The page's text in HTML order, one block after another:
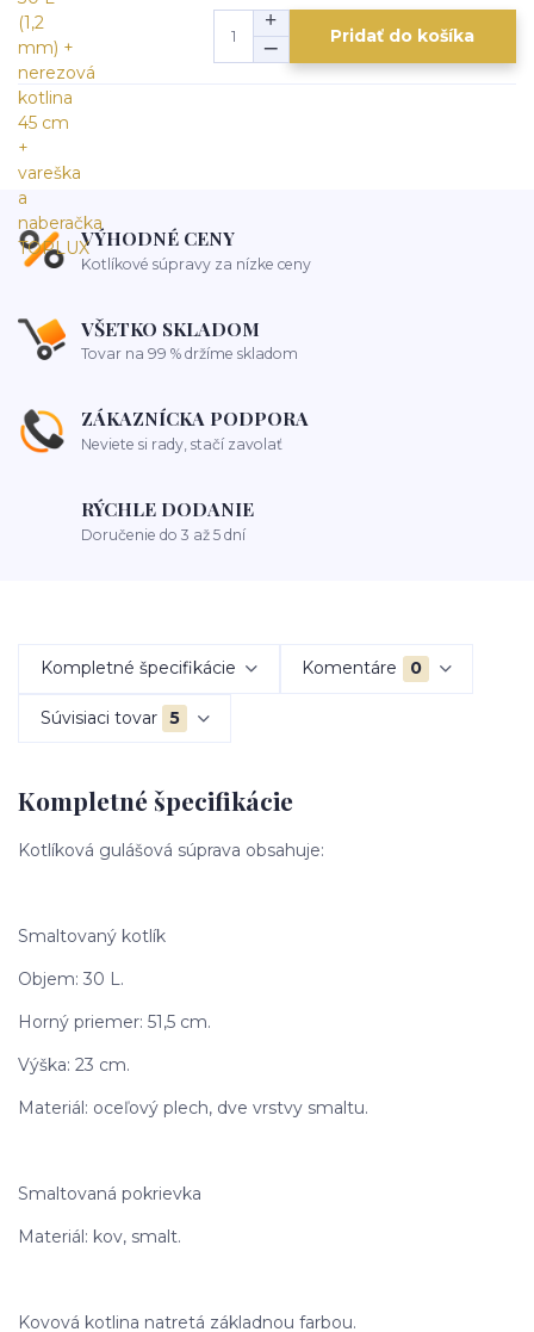
Pridať do košíka
VÝHODNÉ CENY
Kotlíkové súpravy za nízke ceny
VŠETKO SKLADOM
Tovar na 99 % držíme skladom
ZÁKAZNÍCKA PODPORA
Neviete si rady, stačí zavolať
RÝCHLE DODANIE
Doručenie do 3 až 5 dní
Kompletné špecifikácie Komentáre 0
Súvisiaci tovar 5
Kompletné špecifikácie
Kotlíková gulášová súprava obsahuje:
Smaltovaný kotlík
Objem: 30 L.
Horný priemer: 51,5 cm.
Výška: 23 cm.
Materiál: oceľový plech, dve vrstvy smaltu.
Smaltovaná pokrievka
Materiál: kov, smalt.
Kovová kotlina natretá základnou farbou.